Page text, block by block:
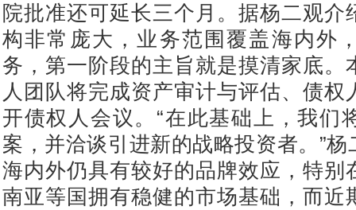
院批准还可延长三个月。据杨二观介
构非常庞大，业务范围覆盖海内外
务，第一阶段的主旨就是摸清家底。
人团队将完成资产审计与评估、债权
开债权人会议。“在此基础上，我们
案，并洽谈引进新的战略投资者。”
海内外仍具有较好的品牌效应，特别
南亚等国拥有稳健的市场基础，而近